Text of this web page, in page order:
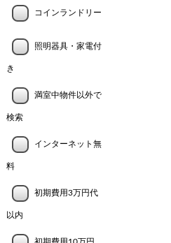
コインランドリー
照明器具・家電付
き
満室中物件以外で
検索
インターネット無
料
初期費用3万円代
以内